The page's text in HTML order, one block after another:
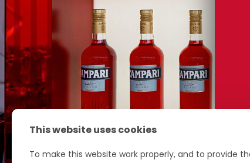
This website uses cookies
To make this website work properly, and to provide